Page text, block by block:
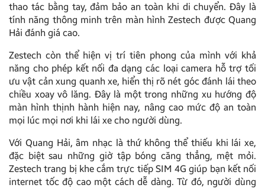
thao tác bằng tay, đảm bảo an toàn khi di chuyển. Đây là
tính năng thông minh trên màn hình Zestech được Quang
Hải đánh giá cao.
Zestech còn thể hiện vị trí tiên phong của mình với khả
năng cho phép kết nối đa dạng các loại camera hỗ trợ tối
ưu vật cản xung quanh xe, hiển thị rõ nét góc đánh lái theo
chiều xoay vô lăng. Đây là một trong những xu hướng độ
màn hình thịnh hành hiện nay, nâng cao mức độ an toàn
mọi lúc mọi nơi khi lái xe cho người dùng.
Với Quang Hải, âm nhạc là thứ không thể thiếu khi lái xe,
đặc biệt sau những giờ tập bóng căng thẳng, mệt mỏi.
Zestech trang bị khe cắm trực tiếp SIM 4G giúp bạn kết nối
internet tốc độ cao một cách dễ dàng. Từ đó, người dùng